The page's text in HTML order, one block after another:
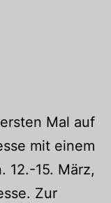
Mal auf
mit einem
12.-15. März,
Zur